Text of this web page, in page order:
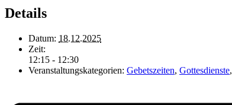
Details
Datum: 18.12.2025
Zeit:
12:15 - 12:30
Veranstaltungskategorien: Gebetszeiten, Gottesdienste,